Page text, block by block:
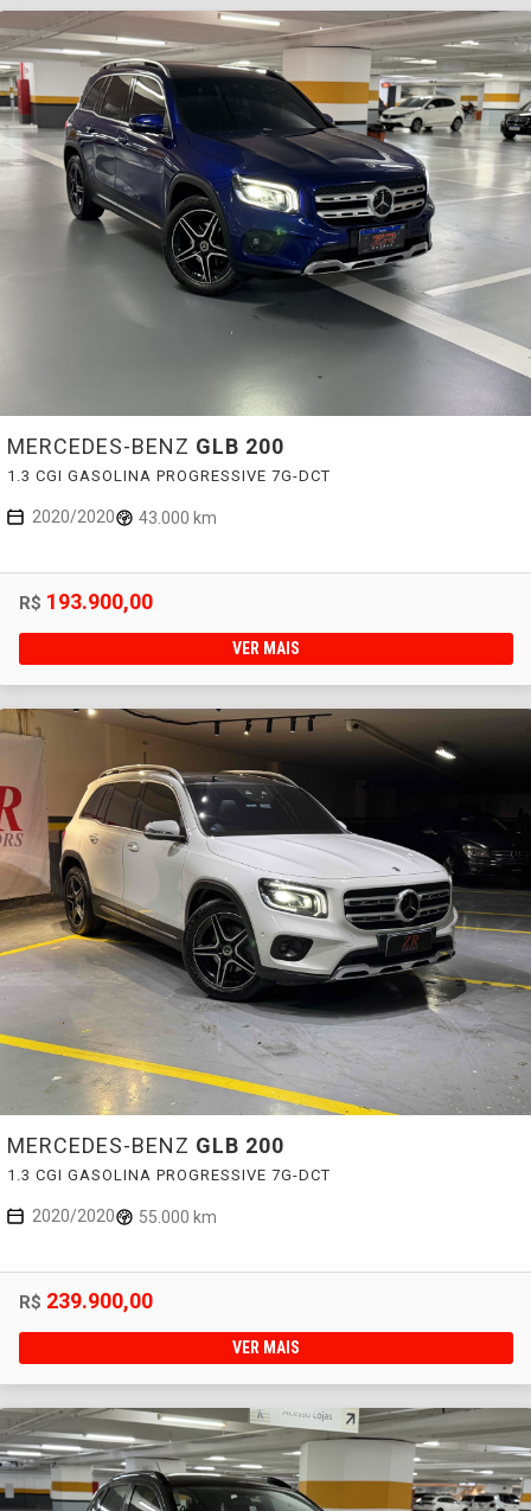
MERCEDES-BENZ GLB 200
1.3 CGI GASOLINA PROGRESSIVE 7G-DCT
2020/2020 43.000 km
R$ 193.900,00
VER MAIS
MERCEDES-BENZ GLB 200
1.3 CGI GASOLINA PROGRESSIVE 7G-DCT
2020/2020 55.000 km
R$ 239.900,00
VER MAIS